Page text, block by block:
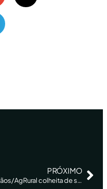
PRÓXIMO
Grãos/AgRural colheita de soja 2023/24 atinge 63% da área no Brasil ante 55% na semana anterior